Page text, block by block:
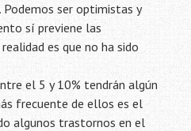
Podemos ser optimistas y
sí previene las
es que no ha sido
el 5 y 10% tendrán algún
frecuente de ellos es el
algunos trastornos en el